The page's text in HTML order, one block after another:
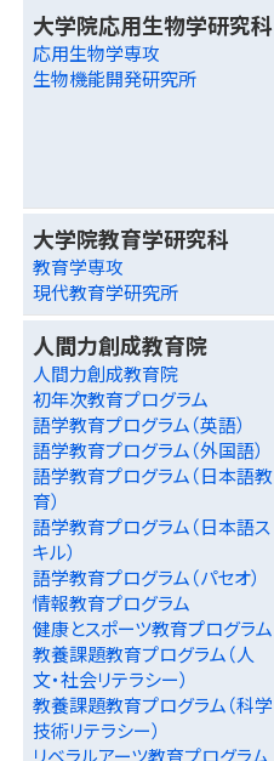
大学院応用生物学研究科
応用生物学専攻
生物機能開発研究所
大学院教育学研究科
教育学専攻
現代教育学研究所
人間力創成教育院
人間力創成教育院
初年次教育プログラム
語学教育プログラム（英語）
語学教育プログラム（外国語）
語学教育プログラム（日本語教
育）
語学教育プログラム（日本語ス
キル）
語学教育プログラム（パセオ）
情報教育プログラム
健康とスポーツ教育プログラム
教養課題教育プログラム（人
文・社会リテラシー）
教養課題教育プログラム（科学
技術リテラシー）
リベラルアーツ教育プログラム